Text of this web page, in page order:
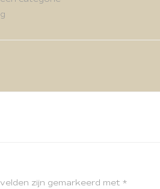
zijn gemarkeerd met *